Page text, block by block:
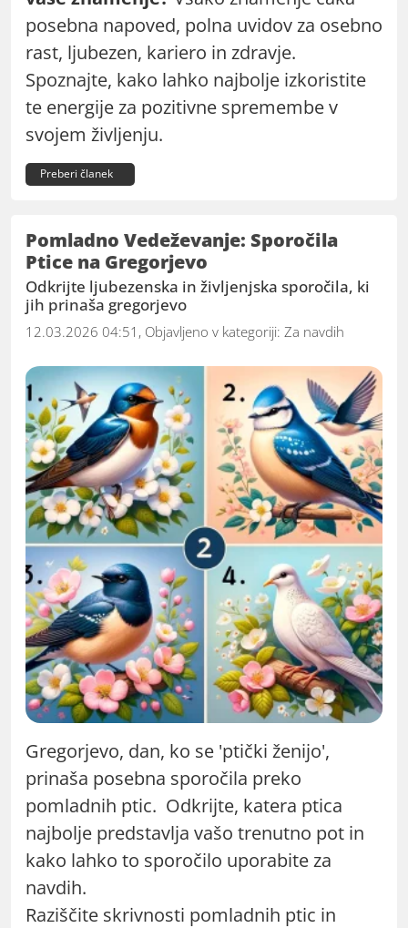
posebna napoved, polna uvidov za osebno
rast, ljubezen, kariero in zdravje.
Spoznajte, kako lahko najbolje izkoristite
te energije za pozitivne spremembe v
svojem življenju.
Preberi članek
Pomladno Vedeževanje: Sporočila
Ptice na Gregorjevo
Odkrijte ljubezenska in življenjska sporočila, ki
jih prinaša gregorjevo
12.03.2026 04:51, Objavljeno v kategoriji: Za navdih
Gregorjevo, dan, ko se 'ptički ženijo',
prinaša posebna sporočila preko
pomladnih ptic. Odkrijte, katera ptica
najbolje predstavlja vašo trenutno pot in
kako lahko to sporočilo uporabite za
navdih.
Raziščite skrivnosti pomladnih ptic in